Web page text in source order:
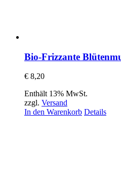
Bio-Frizzante
€ 8,20
Enthält 13% MwSt.
zzgl. Versand
In den Warenkorb Details